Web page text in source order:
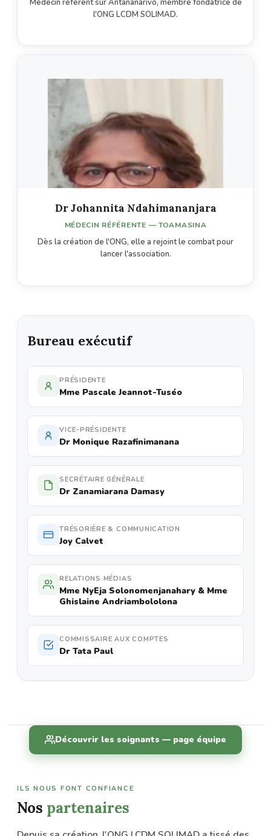
Médecin référent sur Antananarivo, membre fondatrice de
l'ONG LCDM SOLIMAD.
Dr Johannita Ndahimananjara
MÉDECIN RÉFÉRENTE — TOAMASINA
Dès la création de l'ONG, elle a rejoint le combat pour
lancer l'association.
Bureau exécutif
PRÉSIDENTE
Mme Pascale Jeannot-Tuséo
VICE-PRÉSIDENTE
Dr Monique Razafinimanana
SECRÉTAIRE GÉNÉRALE
Dr Zanamiarana Damasy
TRÉSORIÈRE & COMMUNICATION
Joy Calvet
RELATIONS MÉDIAS
Mme NyEja Solonomenjanahary & Mme
Ghislaine Andriambololona
COMMISSAIRE AUX COMPTES
Dr Tata Paul
Découvrir les soignants — page équipe
ILS NOUS FONT CONFIANCE
Nos partenaires